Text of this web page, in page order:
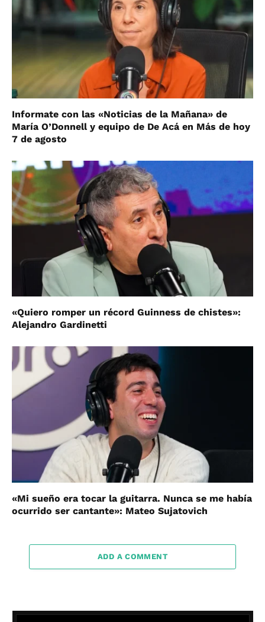
Informate con las «Noticias de la Mañana» de
María O’Donnell y equipo de De Acá en Más de hoy
7 de agosto
«Quiero romper un récord Guinness de chistes»:
Alejandro Gardinetti
«Mi sueño era tocar la guitarra. Nunca se me había
ocurrido ser cantante»: Mateo Sujatovich
ADD A COMMENT